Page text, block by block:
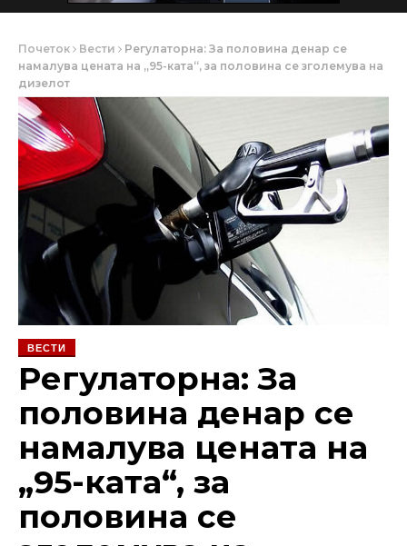
Почеток Вести
Регулаторна: За половина денар се
намалува цената на „95-ката“, за половина се зголемува на
дизелот
ВЕСТИ
Регулаторна: За
половина денар се
намалува цената на
„95-ката“, за
половина се